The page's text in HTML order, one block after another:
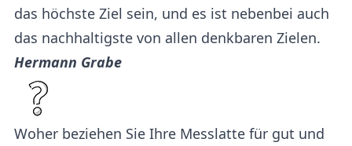
das höchste Ziel sein, und es ist nebenbei auch
das nachhaltigste von allen denkbaren Zielen.
Hermann Grabe
Woher beziehen Sie Ihre Messlatte für gut und